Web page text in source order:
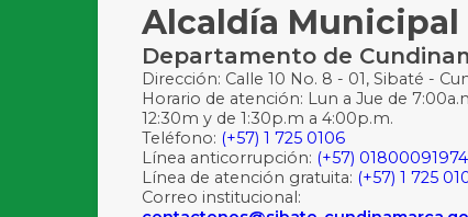
Alcaldía Municipal
Departamento de
Dirección: Calle 10 No. 8 - 01, Sibaté -
Horario de atención: Lun a Jue de
12:30m y de 1:30p.m a 4:00p.m.
Teléfono: (+57) 1 725 0106
Línea anticorrupción: (+57)
Línea de atención gratuita: (+57) 1 725
Correo institucional: